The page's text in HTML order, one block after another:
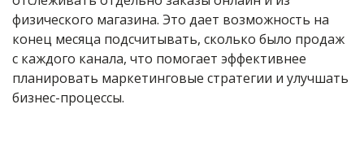
физического магазина. Это дает возможность на
конец месяца подсчитывать, сколько было продаж
с каждого канала, что помогает эффективнее
планировать маркетинговые стратегии и улучшать
бизнес-процессы.